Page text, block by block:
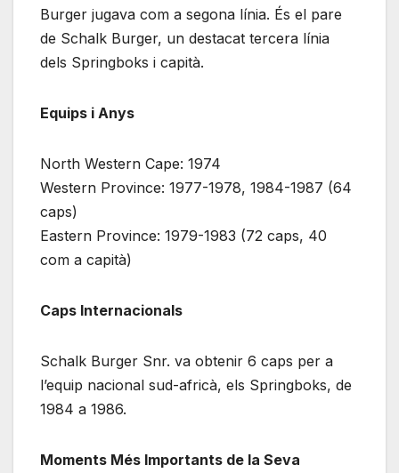
Burger jugava com a segona línia. És el pare
de Schalk Burger, un destacat tercera línia
dels Springboks i capità.
Equips i Anys
North Western Cape: 1974
Western Province: 1977-1978, 1984-1987 (64
caps)
Eastern Province: 1979-1983 (72 caps, 40
com a capità)
Caps Internacionals
Schalk Burger Snr. va obtenir 6 caps per a
l’equip nacional sud-africà, els Springboks, de
1984 a 1986.
Moments Més Importants de la Seva